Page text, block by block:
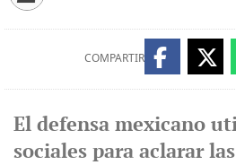
COMPARTIR
El defensa mexicano
sociales para aclarar